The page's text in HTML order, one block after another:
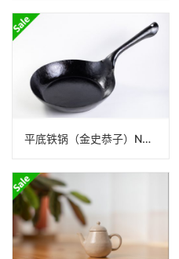
平底铁锅（金史恭子）N25B037_1